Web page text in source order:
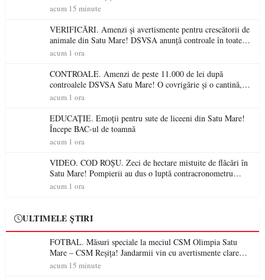
pentru suporteri
acum 15 minute
VERIFICĂRI. Amenzi și avertismente pentru crescătorii de
animale din Satu Mare! DSVSA anunță controale în toate
gospodăriile și face apel la respectarea legii
acum 1 ora
CONTROALE. Amenzi de peste 11.000 de lei după
controalele DSVSA Satu Mare! O covrigărie și o cantină,
sancționate pentru nereguli
acum 1 ora
EDUCAȚIE. Emoții pentru sute de liceeni din Satu Mare!
Începe BAC-ul de toamnă
acum 1 ora
VIDEO. COD ROȘU. Zeci de hectare mistuite de flăcări în
Satu Mare! Pompierii au dus o luptă contracronometru
pentru a salva o pădure de la dezastru
acum 1 ora
ULTIMELE ȘTIRI
FOTBAL. Măsuri speciale la meciul CSM Olimpia Satu
Mare – CSM Reșița! Jandarmii vin cu avertismente clare
pentru suporteri
acum 15 minute